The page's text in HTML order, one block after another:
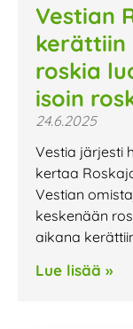
Vestian
kerättiin
roskia
isoin
24.6.2025
Vestia järjesti
kertaa
Vestian
keskenään
aikana
Lue lisää »